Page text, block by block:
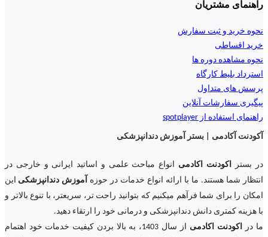
راهنمای مشتریان
نحوه خرید و ثبت سفارش
خرید اقساطی
نحوه مشاهده دوره ها
استرداد بلیط کارگاه
پرسش های متداول
پیگیری سفارشات آنلاین
راهنمای استفاده از spotplayer
آکودنت آکادمی | بستر آموزش دندانپزشکی
در بستر اکودنت اکادمی انواع مباحث علمی و اساتید ایرانی و خارجی در
انتظار شما هستند. ما با ارائه انواع خدمات در حوزه آموزش دندانپزشکی این
امکان را برای شما فرآهم میکنیم که بتوانید راحت تر، سریعتر، با تنوع بالاتر و
با هزینه کمتری دانش دندانپزشکی و درمانی خود را ارتقاء دهید.
ما در
اکودنت اکادمی
از سال 1403، به بالا بردن کیفیت خدمات خود اهتمام